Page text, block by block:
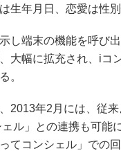
生年月日、恋愛は性
し端末の機能を呼び
大幅に拡充され、iコ
。
2013年2月には、従来
ェル」との連携も可能
ってコンシェル」での